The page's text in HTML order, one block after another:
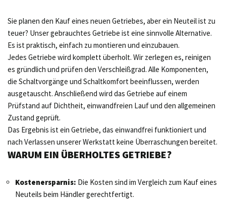
Sie planen den Kauf eines neuen Getriebes, aber ein Neuteil ist zu
teuer? Unser gebrauchtes Getriebe ist eine sinnvolle Alternative.
Es ist praktisch, einfach zu montieren und einzubauen.
Jedes Getriebe wird komplett überholt. Wir zerlegen es, reinigen
es gründlich und prüfen den Verschleißgrad. Alle Komponenten,
die Schaltvorgänge und Schaltkomfort beeinflussen, werden
ausgetauscht. Anschließend wird das Getriebe auf einem
Prüfstand auf Dichtheit, einwandfreien Lauf und den allgemeinen
Zustand geprüft.
Das Ergebnis ist ein Getriebe, das einwandfrei funktioniert und
nach Verlassen unserer Werkstatt keine Überraschungen bereitet.
WARUM EIN ÜBERHOLTES GETRIEBE?
Kostenersparnis: Die Kosten sind im Vergleich zum Kauf eines
Neuteils beim Händler gerechtfertigt.